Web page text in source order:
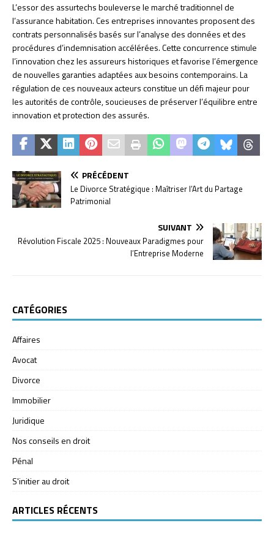
L’essor des assurtechs bouleverse le marché traditionnel de
l’assurance habitation. Ces entreprises innovantes proposent des
contrats personnalisés basés sur l’analyse des données et des
procédures d’indemnisation accélérées. Cette concurrence stimule
l’innovation chez les assureurs historiques et favorise l’émergence
de nouvelles garanties adaptées aux besoins contemporains. La
régulation de ces nouveaux acteurs constitue un défi majeur pour
les autorités de contrôle, soucieuses de préserver l’équilibre entre
innovation et protection des assurés.
PRÉCÉDENT
Le Divorce Stratégique : Maîtriser l’Art du Partage
Patrimonial
SUIVANT
Révolution Fiscale 2025 : Nouveaux Paradigmes pour
l’Entreprise Moderne
CATÉGORIES
Affaires
Avocat
Divorce
Immobilier
Juridique
Nos conseils en droit
Pénal
S'initier au droit
ARTICLES RÉCENTS